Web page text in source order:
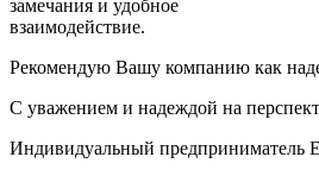
замечания и удобное
взаимодействие.
Рекомендую Вашу компанию как
С уважением и надеждой на
Индивидуальный предприниматель